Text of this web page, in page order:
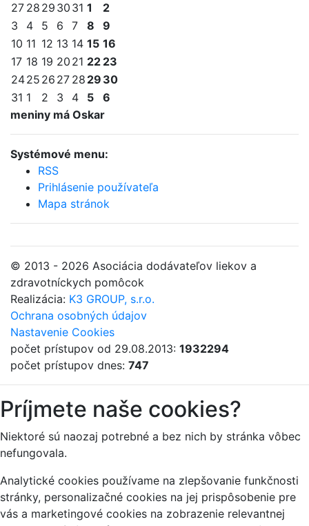
27 28 29 30 31 1
2
3
4 5 6 7 8
9
10 11 12 13 14 15 16
17 18 19 20 21 22 23
2425 26 27 28 29 30
31 1 2 3 4 5
6
meniny má Oskar
Systémové menu:
RSS
Prihlásenie používateľa
Mapa stránok
© 2013 - 2026 Asociácia dodávateľov liekov a
zdravotníckych pomôcok
Realizácia: K3 GROUP, s.r.o.
Ochrana osobných údajov
Nastavenie Cookies
počet prístupov od 29.08.2013: 1932294
počet prístupov dnes: 747
Príjmete naše cookies?
Niektoré sú naozaj potrebné a bez nich by stránka vôbec
nefungovala.
Analytické cookies používame na zlepšovanie funkčnosti
stránky, personalizačné cookies na jej prispôsobenie pre
vás a marketingové cookies na zobrazenie relevantnej